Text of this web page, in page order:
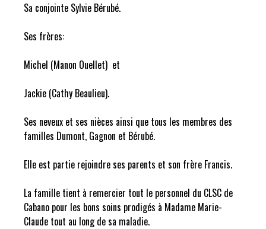
Sa conjointe Sylvie Bérubé.
Ses frères:
Michel (Manon Ouellet) et
Jackie (Cathy Beaulieu).
Ses neveux et ses nièces ainsi que tous les membres des
familles Dumont, Gagnon et Bérubé.
Elle est partie rejoindre ses parents et son frère Francis.
La famille tient à remercier tout le personnel du CLSC de
Cabano pour les bons soins prodigés à Madame Marie-
Claude tout au long de sa maladie.